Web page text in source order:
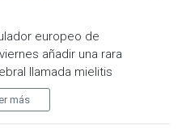
europeo de
añadir una rara
llamada mielitis
de la vacuna contra el
más